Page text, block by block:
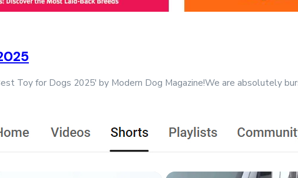
Toy for Dogs 2025' by Modern Dog Magazine!We are absolutely